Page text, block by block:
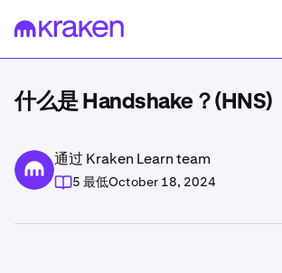
什么是 Handshake？(HNS)
通过 Kraken Learn team
5 最低October 18, 2024